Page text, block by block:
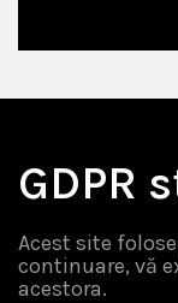
GDPR
Acest site
continuare, vă
acestora.